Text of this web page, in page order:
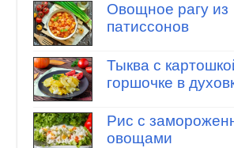
Овощное рагу из
патиссонов
Тыква с
горшочке в
Рис с
овощами